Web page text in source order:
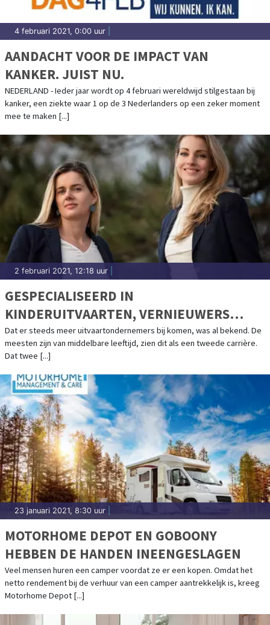
4 februari 2021, 0:00 uur
AANDACHT VOOR DE IMPACT VAN
KANKER. JUIST NU.
NEDERLAND - Ieder jaar wordt op 4 februari wereldwijd stilgestaan bij
kanker, een ziekte waar 1 op de 3 Nederlanders op een zeker moment
mee te maken [...]
2 februari 2021, 12:18 uur
GESPECIALISEERD IN
KINDERUITVAARTEN, VERNIEUWERS
BINNEN DE UITVAARTBRANCHE
Dat er steeds meer uitvaartondernemers bij komen, was al bekend. De
meesten zijn van middelbare leeftijd, zien dit als een tweede carrière.
Dat twee [...]
23 januari 2021, 8:30 uur
MOTORHOME DEPOT EN GOBOONY
HEBBEN DE HANDEN INEENGESLAGEN
Veel mensen huren een camper voordat ze er een kopen. Omdat het
netto rendement bij de verhuur van een camper aantrekkelijk is, kreeg
Motorhome Depot [...]